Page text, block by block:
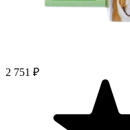
2 751 ₽